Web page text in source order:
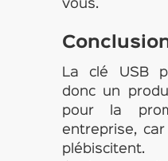
vous.
La clé USB
donc un
pour la
entreprise,